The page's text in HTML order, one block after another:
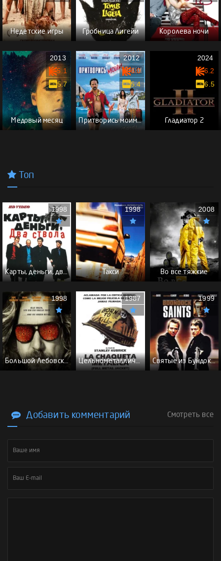
Недетские игры Гробница Лигейи Королева ночи
Медовый месяц
2013
5.1
5.7
Притворись моим мужем
2012
6.0
5.4
Гладиатор 2
2024
6.2
6.5
Топ
Карты, деньги, два ствола - (Перевод Гоблина)
1998
Такси
1998
Во все тяжкие
2008
Большой Лебовски - (Перевод Гоблина)
1998
Цельнометаллическая оболочка - (Перевод Гоблина)
1987
Святые из Бундока \ Святые из трущоб - (Перевод Гоблина)
1999
Добавить комментарий Смотреть все